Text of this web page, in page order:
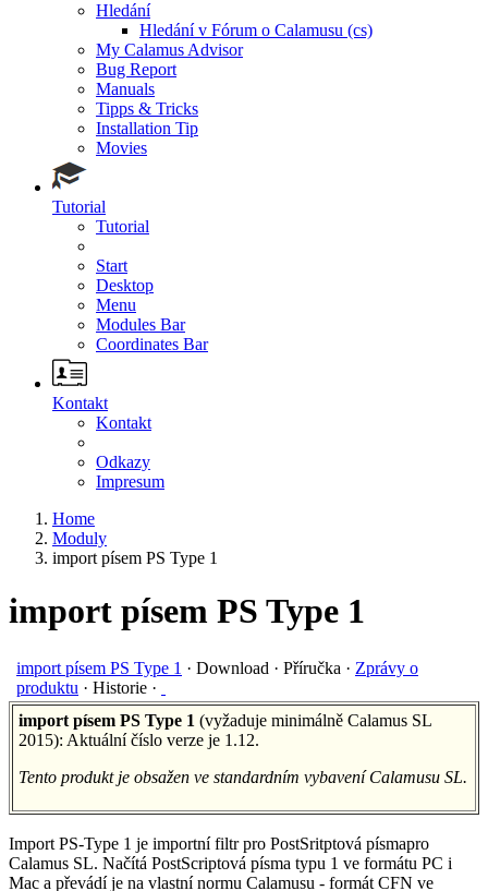
Hledání
Hledání v Fórum o Calamusu (cs)
My Calamus Advisor
Bug Report
Manuals
Tipps & Tricks
Installation Tip
Movies
Tutorial
Tutorial
Start
Desktop
Menu
Modules Bar
Coordinates Bar
Kontakt
Kontakt
Odkazy
Impresum
Home
Moduly
import písem PS Type 1
import písem PS Type 1
import písem PS Type 1 · Download · Příručka · Zprávy o
produktu · Historie ·
import písem PS Type 1 (vyžaduje minimálně Calamus SL
2015): Aktuální číslo verze je 1.12.
Tento produkt je obsažen ve standardním vybavení Calamusu SL.
Import PS-Type 1 je importní filtr pro PostSritptová písmapro
Calamus SL. Načítá PostScriptová písma typu 1 ve formátu PC i
Mac a převádí je na vlastní normu Calamusu - formát CFN ve